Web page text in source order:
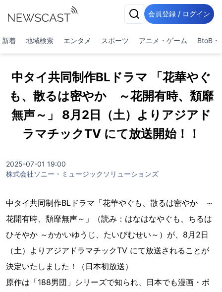
会員登録 / ログイン
新着 地域検索 エンタメ スポーツ アニメ・ゲーム BtoB・
中タイ共同制作BLドラマ 「花華やぐ
も、散るは密やか ～花開有時、頽靡
無声～」 8月2日（土）よりアジアド
ラマチックTV にて放送開始！！
2025-07-01 19:00
株式会社ソニー・ミュージックソリューションズ
中タイ共同制作BLドラマ「花華やぐも、散るは密やか ～
花開有時、頽靡無声～」（読み：はなはなやぐも、ちるは
ひそやか ～かかいゆうじ、たいびむせい～）が、8月2日
（土）よりアジアドラマチックTV にて放送されることが
決定いたしました！（日本初放送）
原作は「188男団」シリーズで知られ、日本でも漫画・ボ